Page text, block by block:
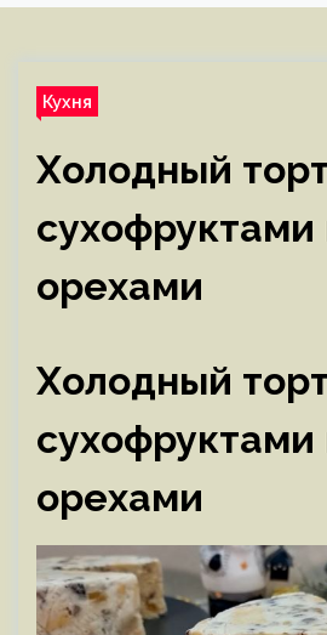
Кухня
Холодный
сухофруктами
орехами
Холодный
сухофруктами
орехами